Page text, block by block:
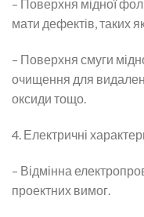
– Поверхня мідної
мати дефектів, таких
– Поверхня смуги
очищення для
оксиди тощо.
4. Електричні
– Відмінна
проектних вимог.